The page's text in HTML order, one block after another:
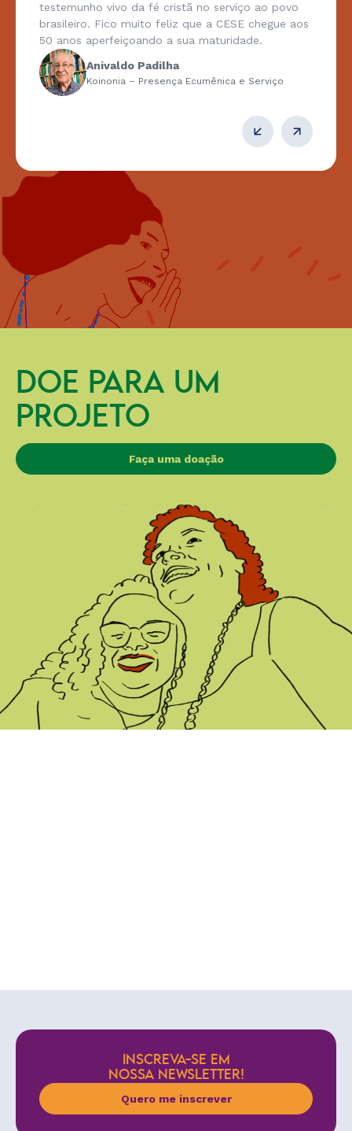
testemunho vivo da fé cristã no serviço ao povo
brasileiro. Fico muito feliz que a CESE chegue aos
50 anos aperfeiçoando a sua maturidade.
Anivaldo Padilha
Koinonia – Presença Ecumênica e Serviço
DOE PARA UM
PROJETO
Faça uma doação
INSCREVA-SE EM
NOSSA NEWSLETTER!
Quero me inscrever